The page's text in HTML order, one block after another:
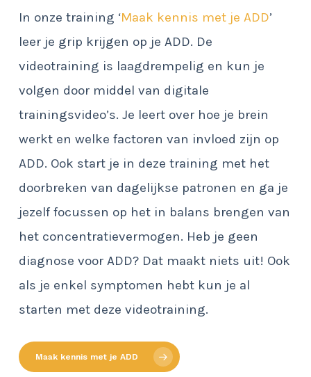
In onze training ‘Maak kennis met je ADD’
leer je grip krijgen op je ADD. De
videotraining is laagdrempelig en kun je
volgen door middel van digitale
trainingsvideo’s. Je leert over hoe je brein
werkt en welke factoren van invloed zijn op
ADD. Ook start je in deze training met het
doorbreken van dagelijkse patronen en ga je
jezelf focussen op het in balans brengen van
het concentratievermogen. Heb je geen
diagnose voor ADD? Dat maakt niets uit! Ook
als je enkel symptomen hebt kun je al
starten met deze videotraining.
Maak kennis met je ADD